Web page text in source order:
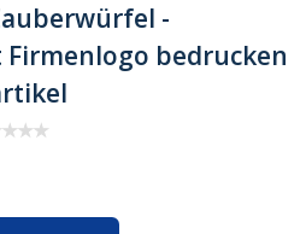
-
bedrucken